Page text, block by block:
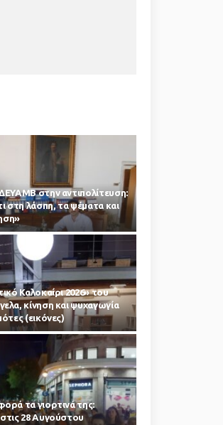
στην αντιπολίτευση:
στη λάσπη, τα ψέματα και
Καλοκαίρι 2026» του
κίνηση και ψυχαγωγία
(εικόνες)
τα γιορτινά της:
28 Αυγούστου